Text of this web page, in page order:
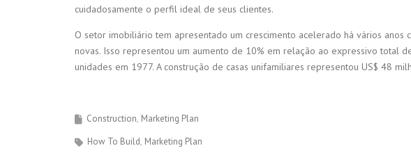
cuidadosamente o perfil ideal de seus clientes.
O setor imobiliário tem apresentado um crescimento acelerado há vários
novas. Isso representou um aumento de 10% em relação ao expressivo total
unidades em 1977. A construção de casas unifamiliares representou US$ 48
Construction Marketing Plan
How To Build Marketing Plan